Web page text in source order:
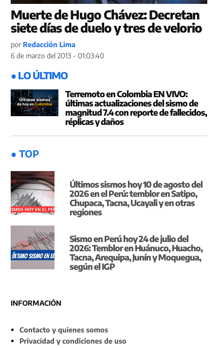
Muerte de Hugo Chávez: Decretan
siete días de duelo y tres de velorio
por Redacción Lima
6 de marzo del 2013 - 01:03:40
● LO ÚLTIMO
Terremoto en Colombia EN VIVO:
últimas actualizaciones del sismo de
magnitud 7.4 con reporte de fallecidos,
réplicas y daños
● TOP
Últimos sismos hoy 10 de agosto del
2026 en el Perú: temblor en Satipo,
Chupaca, Tacna, Ucayali y en otras
regiones
Sismo en Perú hoy 24 de julio del
2026: Temblor en Huánuco, Huacho,
Tacna, Arequipa, Junín y Moquegua,
según el IGP
INFORMACIÓN
Contacto y quienes somos
Privacidad y condiciones de uso